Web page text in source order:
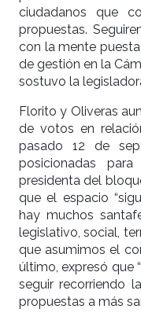
ciudadanos que
propuestas.
con la mente
de gestión en la
sostuvo la
Florito y Oliveras
de votos en
pasado 12 de
posicionadas
presidenta del
que el espacio
hay muchos
legislativo, social,
que asumimos el
último, expresó que
seguir recorriendo
propuestas a más